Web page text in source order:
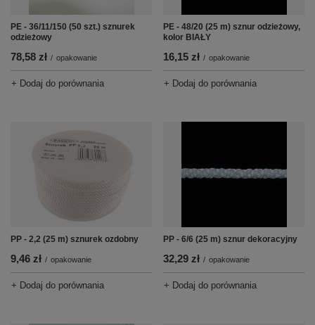
PE - 36/11/150 (50 szt.) sznurek
odzieżowy
78,58 zł / opakowanie
+ Dodaj do porównania
PE - 48/20 (25 m) sznur odzieżowy,
kolor BIAŁY
16,15 zł / opakowanie
+ Dodaj do porównania
PP - 2,2 (25 m) sznurek ozdobny
9,46 zł / opakowanie
+ Dodaj do porównania
PP - 6/6 (25 m) sznur dekoracyjny
32,29 zł / opakowanie
+ Dodaj do porównania